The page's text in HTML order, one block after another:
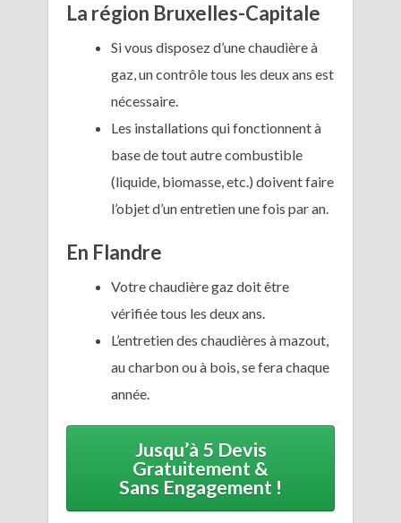
La région Bruxelles-Capitale
Si vous disposez d’une chaudière à
gaz, un contrôle tous les deux ans est
nécessaire.
Les installations qui fonctionnent à
base de tout autre combustible
(liquide, biomasse, etc.) doivent faire
l’objet d’un entretien une fois par an.
En Flandre
Votre chaudière gaz doit être
vérifiée tous les deux ans.
L’entretien des chaudières à mazout,
au charbon ou à bois, se fera chaque
année.
Jusqu’à 5 Devis
Gratuitement &
Sans Engagement !